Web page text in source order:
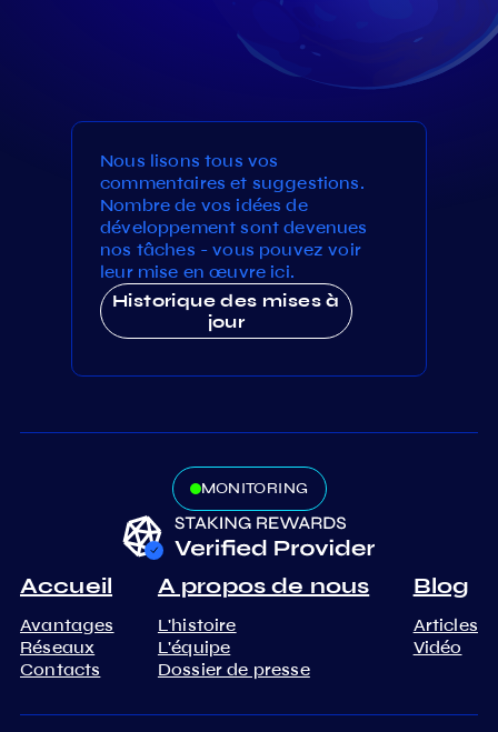
Nous lisons tous vos
commentaires et suggestions.
Nombre de vos idées de
développement sont devenues
nos tâches - vous pouvez voir
leur mise en œuvre ici.
Historique des mises à
jour
MONITORING
Accueil
Avantages
Réseaux
Contacts
A propos de nous
L'histoire
L'équipe
Dossier de presse
Blog
Articles
Vidéo